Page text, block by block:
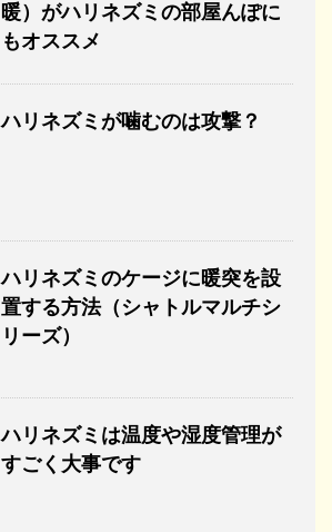
暖）がハリネズミの部屋んぽに
もオススメ
ハリネズミが噛むのは攻撃？
ハリネズミのケージに暖突を設
置する方法（シャトルマルチシ
リーズ）
ハリネズミは温度や湿度管理が
すごく大事です